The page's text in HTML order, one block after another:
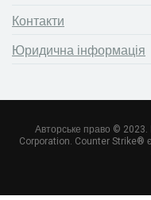
Контакти
Юридична інформація
Авторське право © 2023.
Corporation. Counter Strike®